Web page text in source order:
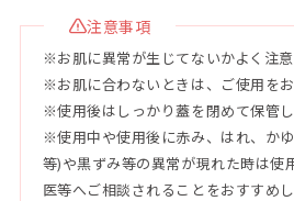
●容量：105g
●使用目安
未開封3年、開封後3ヶ月
●共通美容成分
注意事項
※お肌に異常が生じてないかよく注意
※お肌に合わないときは、ご使用をお
※使用後はしっかり蓋を閉めて保管し
※使用中や使用後に赤み、はれ、か
等)や黒ずみ等の異常が現れた時は使
医等へご相談されることをおすすめし